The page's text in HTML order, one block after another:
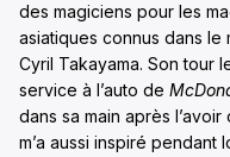
des magiciens pour les
asiatiques connus dans le
Cyril Takayama. Son tour
service à l’auto de
dans sa main après
m’a aussi inspiré